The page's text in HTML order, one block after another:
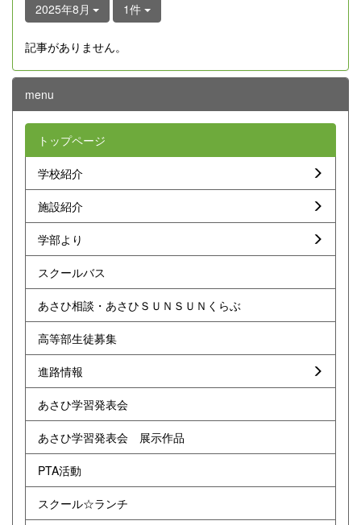
2025年8月 1件
記事がありません。
menu
トップページ
学校紹介
施設紹介
学部より
スクールバス
あさひ相談・あさひＳＵＮＳＵＮくらぶ
高等部生徒募集
進路情報
あさひ学習発表会
あさひ学習発表会 展示作品
PTA活動
スクール☆ランチ